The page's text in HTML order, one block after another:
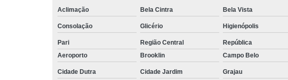
Aclimação Bela Cintra Bela Vista
Consolação Glicério Higienópolis
Pari Região Central República
Aeroporto
Brooklin Campo Belo
Cidade Dutra Cidade Jardim Grajau